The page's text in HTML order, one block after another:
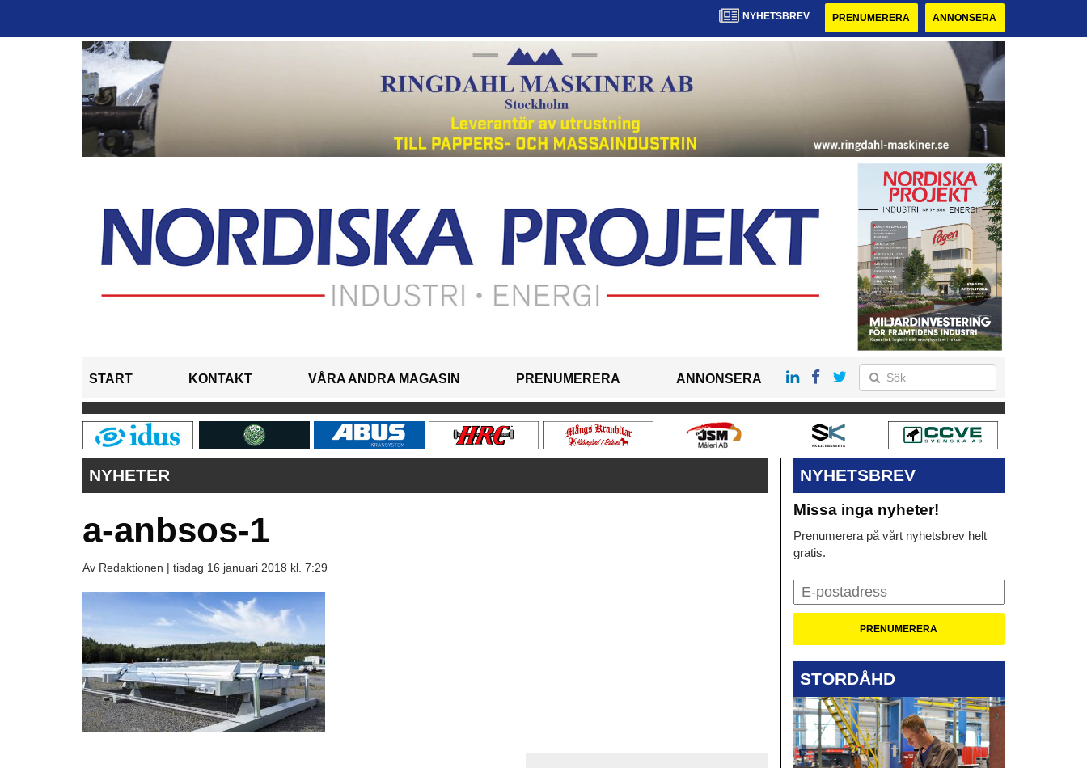
NYHETSBREV PRENUMERERA ANNONSERA
START KONTAKT VÅRA ANDRA MAGASIN PRENUMERERA ANNONSERA
NYHETER
a-anbsos-1
Av Redaktionen | tisdag 16 januari 2018 kl. 7:29
NYHETSBREV
Missa inga nyheter!
Prenumerera på vårt nyhetsbrev helt
gratis.
STORDÅHD